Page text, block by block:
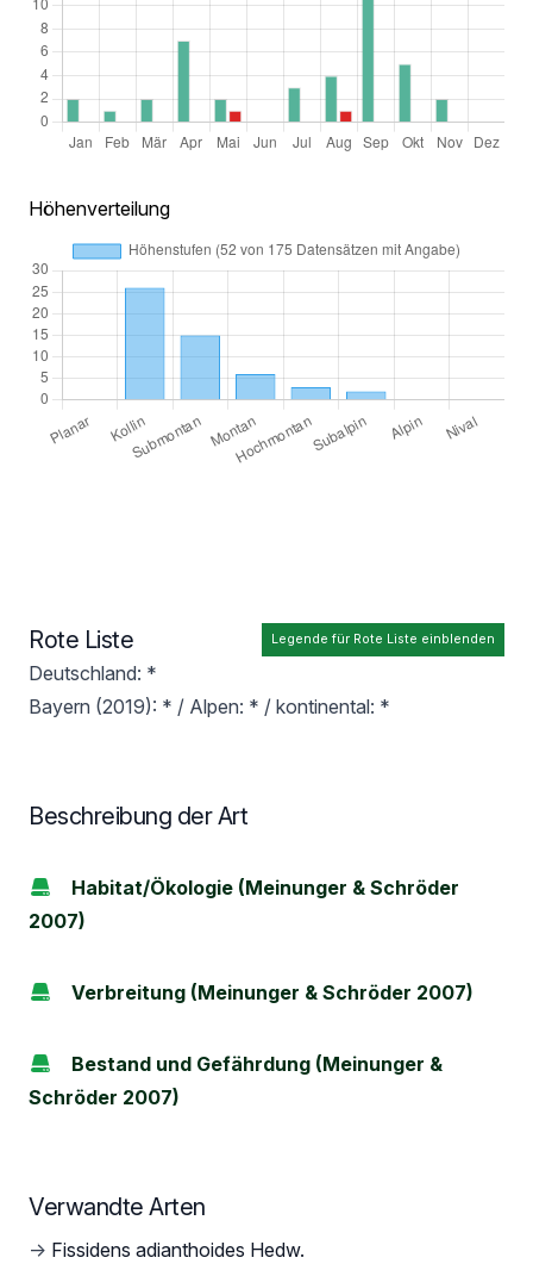
Höhenverteilung
Legende für Rote Liste einblenden
Rote Liste
Deutschland: *
Bayern (2019): * / Alpen: * / kontinental: *
Beschreibung der Art
Habitat/Ökologie (Meinunger & Schröder
2007)
Verbreitung (Meinunger & Schröder 2007)
Bestand und Gefährdung (Meinunger &
Schröder 2007)
Verwandte Arten
→ Fissidens adianthoides Hedw.